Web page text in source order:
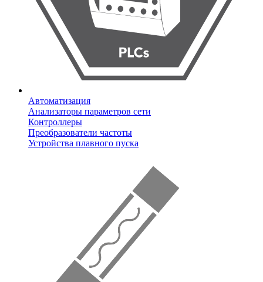
Автоматизация
Анализаторы параметров сети
Контроллеры
Преобразователи частоты
Устройства плавного пуска